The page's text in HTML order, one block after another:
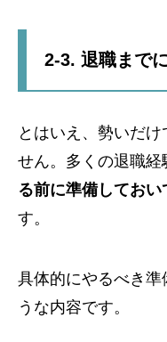
2-3. 退職まで
とはいえ、勢いだ
せん。多くの退職経
る前に準備しておい
す。
具体的にやるべき準
うな内容です。